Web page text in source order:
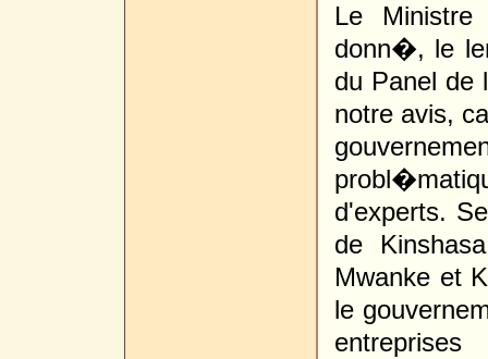
Le
donn�, le
du Panel
notre avis,
d'experts.
de
Mwanke et
le
entreprises